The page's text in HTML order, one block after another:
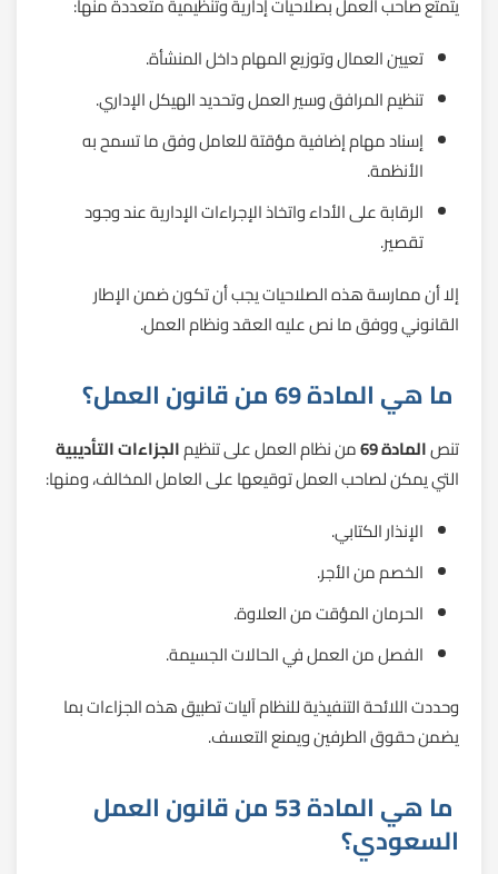
تعيين العمال وتوزيع المهام داخل المنشأة.
تنظيم المرافق وسير العمل وتحديد الهيكل الإداري.
إسناد مهام إضافية مؤقتة للعامل وفق ما تسمح به
الأنظمة.
الرقابة على الأداء واتخاذ الإجراءات الإدارية عند وجود
تقصير.
إلا أن ممارسة هذه الصلاحيات يجب أن تكون ضمن الإطار
القانوني ووفق ما نص عليه العقد ونظام العمل.
ما هي المادة 69 من قانون العمل؟
تنصالمادة 69 من نظام العمل على تنظيمالجزاءات التأديبية
التي يمكن لصاحب العمل توقيعها على العامل المخالف، ومنها:
الإنذار الكتابي.
الخصم من الأجر.
الحرمان المؤقت من العلاوة.
الفصل من العمل في الحالات الجسيمة.
وحددت اللائحة التنفيذية للنظام آليات تطبيق هذه الجزاءات بما
يضمن حقوق الطرفين ويمنع التعسف.
ما هي المادة 53 من قانون العمل
السعودي؟